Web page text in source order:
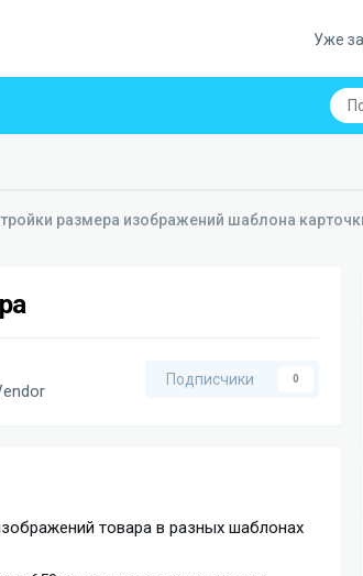
Уже
размера изображений шаблона
Подписчики 0
товара в разных шаблонах